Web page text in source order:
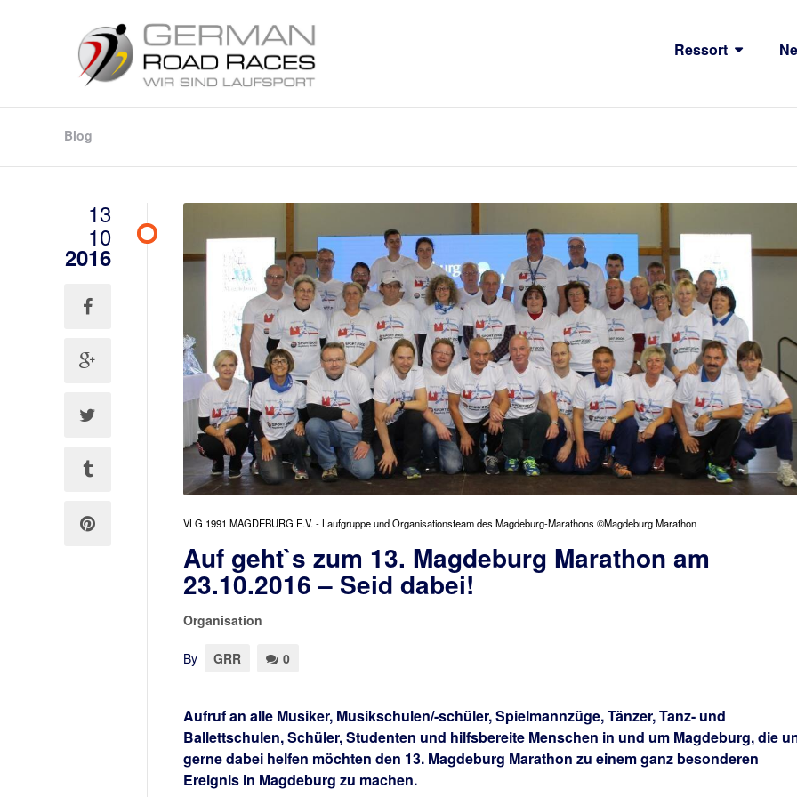
Ressort
Blog
13
10
2016
VLG 1991 MAGDEBURG E.V. - Laufgruppe und Organisationsteam des Magdeburg-Marathons ©Magdeburg Marathon
Auf geht`s zum 13. Magdeburg Marathon am
23.10.2016 – Seid dabei!
Organisation
By GRR 0
Aufruf an alle Musiker, Musikschulen/-schüler, Spielmannzüge, Tänzer, Tanz- und
Ballettschulen, Schüler, Studenten und hilfsbereite Menschen in und um Magdeburg, die
gerne dabei helfen möchten den 13. Magdeburg Marathon zu einem ganz besonderen
Ereignis in Magdeburg zu machen.